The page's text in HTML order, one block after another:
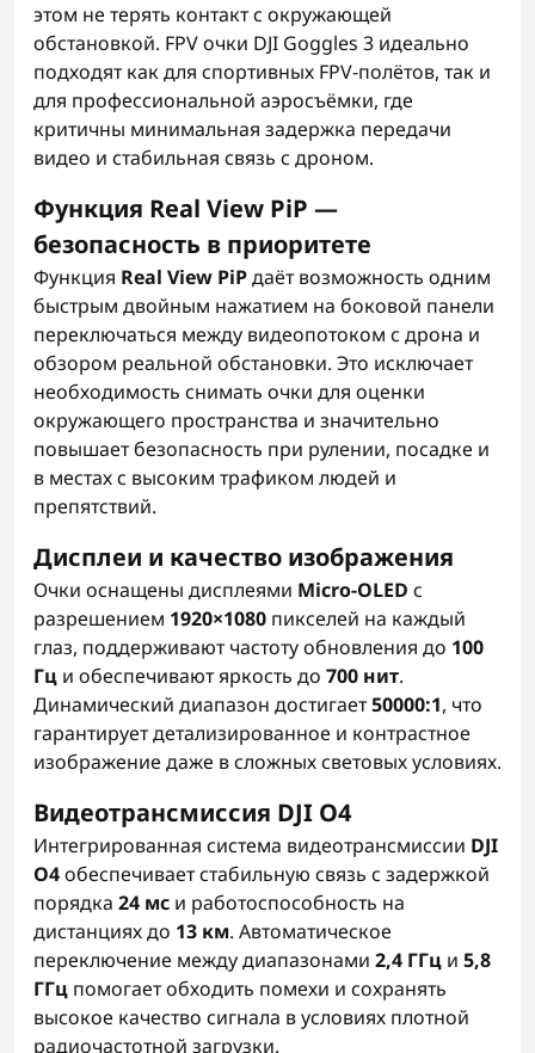
этом не терять контакт с окружающей
обстановкой. FPV очки DJI Goggles 3 идеально
подходят как для спортивных FPV-полётов, так и
для профессиональной аэросъёмки, где
критичны минимальная задержка передачи
видео и стабильная связь с дроном.
Функция Real View PiP —
безопасность в приоритете
Функция Real View PiPдаёт возможность одним
быстрым двойным нажатием на боковой панели
переключаться между видеопотоком с дрона и
обзором реальной обстановки. Это исключает
необходимость снимать очки для оценки
окружающего пространства и значительно
повышает безопасность при рулении, посадке и
в местах с высоким трафиком людей и
препятствий.
Дисплеи и качество изображения
Очки оснащены дисплеями Micro-OLED с
разрешением 1920×1080 пикселей на каждый
глаз, поддерживают частоту обновления до 100
Гц и обеспечивают яркость до 700 нит.
Динамический диапазон достигает50000:1, что
гарантирует детализированное и контрастное
изображение даже в сложных световых условиях.
Видеотрансмиссия DJI O4
Интегрированная система видеотрансмиссии DJI
O4обеспечивает стабильную связь с задержкой
порядка 24 мс и работоспособность на
дистанциях до 13 км. Автоматическое
переключение между диапазонами 2,4 ГГц и 5,8
ГГц помогает обходить помехи и сохранять
высокое качество сигнала в условиях плотной
радиочастотной загрузки.